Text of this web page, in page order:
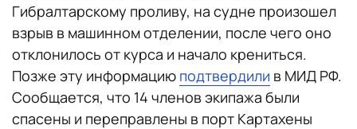
Гибралтарскому проливу, на судне произошел
взрыв в машинном отделении, после чего оно
отклонилось от курса и начало крениться.
Позже эту информацию подтвердили в МИД РФ.
Сообщается, что 14 членов экипажа были
спасены и переправлены в порт Картахены